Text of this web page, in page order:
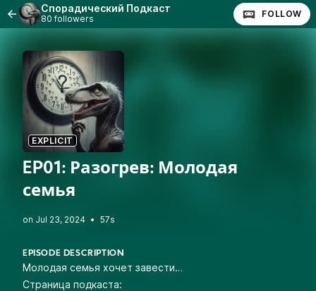
Спорадический Подкаст
80 followers FOLLOW
EXPLICIT
EP01: Разогрев: Молодая
семья
• 57s
EPISODE DESCRIPTION
Молодая семья хочет завести…
Страница подкаста: